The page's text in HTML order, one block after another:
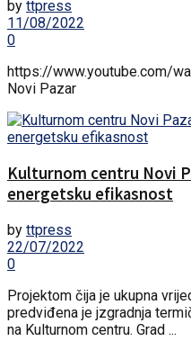
by ttpress
11/08/2022
0
https://www.youtube.com/
Novi Pazar
Kulturnom centru Novi
energetsku efikasnost
by ttpress
22/07/2022
0
Projektom čija je ukupna
predviđena je jzgradnja
na Kulturnom centru. Grad ...